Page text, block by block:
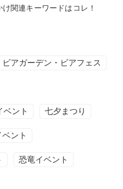
関連キーワードはコレ！
ビアガーデン・ビアフェス
ベント 七夕まつり
ント
恐竜イベント